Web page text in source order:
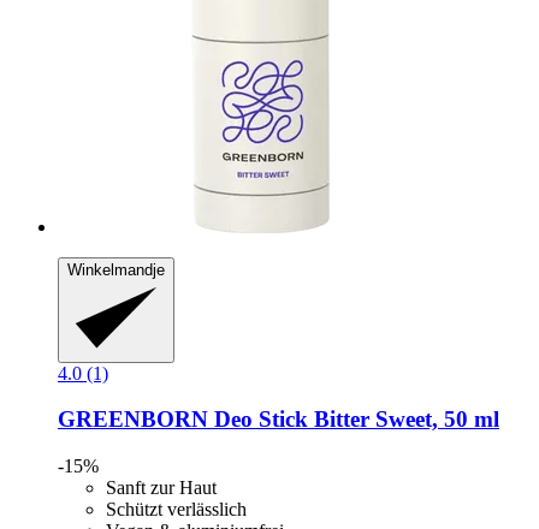
Winkelmandje
4.0 (1)
GREENBORN Deo Stick Bitter Sweet, 50 ml
-15%
Sanft zur Haut
Schützt verlässlich